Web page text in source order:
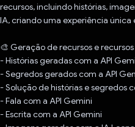
recursos, incluindo histórias,
IA, criando uma experiência
🎨 Geração de recursos e
- Histórias geradas com a API
- Segredos gerados com a API
- Solução de histórias e segredos
- Fala com a API Gemini
- Escrita com a API Gemini